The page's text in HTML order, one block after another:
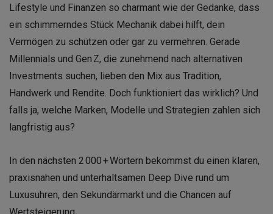
Lifestyle und Finanzen so charmant wie der Gedanke, dass
ein schimmerndes Stück Mechanik dabei hilft, dein
Vermögen zu schützen oder gar zu vermehren. Gerade
Millennials und Gen Z, die zunehmend nach alternativen
Investments suchen, lieben den Mix aus Tradition,
Handwerk und Rendite. Doch funktioniert das wirklich? Und
falls ja, welche Marken, Modelle und Strategien zahlen sich
langfristig aus?
In den nächsten 2 000 + Wörtern bekommst du einen klaren,
praxisnahen und unterhaltsamen Deep Dive rund um
Luxusuhren, den Sekundärmarkt und die Chancen auf